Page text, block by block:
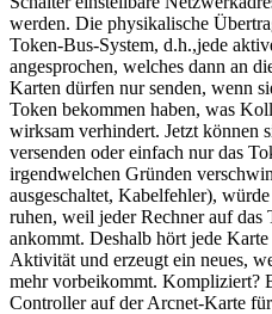
werden. Die physikalische
Token-Bus-System, d.h.,jede
angesprochen, welches dann an
Karten dürfen nur senden, wenn
Token bekommen haben, was
wirksam verhindert. Jetzt können
versenden oder einfach nur das
irgendwelchen Gründen
ausgeschaltet, Kabelfehler),
ruhen, weil jeder Rechner auf das
ankommt. Deshalb hört jede
Aktivität und erzeugt ein neues,
mehr vorbeikommt. Kompliziert?
Controller auf der Arcnet-Karte